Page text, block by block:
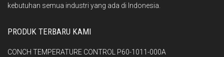
kebutuhan semua industri yang ada di Indonesia.
PRODUK TERBARU KAMI
CONCH TEMPERATURE CONTROL P60-1011-000A